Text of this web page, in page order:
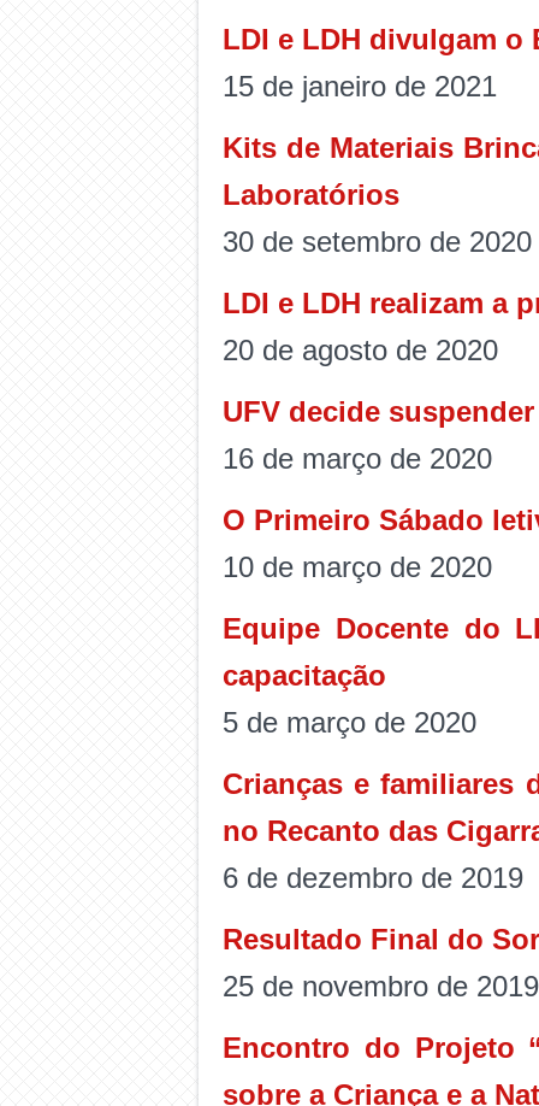
LDI e LDH divulgam o
15 de janeiro de 2021
Kits de Materiais
Laboratórios
30 de setembro de 2020
LDI e LDH realizam a
20 de agosto de 2020
UFV decide
16 de março de 2020
O Primeiro Sábado
10 de março de 2020
Equipe Docente do
capacitação
5 de março de 2020
Crianças e familiares
no Recanto das
6 de dezembro de 2019
Resultado Final do
25 de novembro de 2019
Encontro do Projeto
sobre a Criança e a